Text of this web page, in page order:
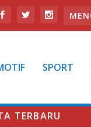
SPORT
TERBARU